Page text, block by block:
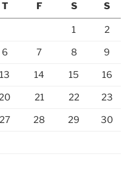
T F S S
1 2
6 7 8 9
13 14 15 16
21 22 23
27 28 29 30